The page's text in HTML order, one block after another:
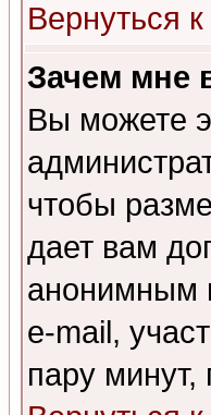
Вернуться
Зачем мне
Вы можете
чтобы
дает вам
анонимным
e-mail,
пару